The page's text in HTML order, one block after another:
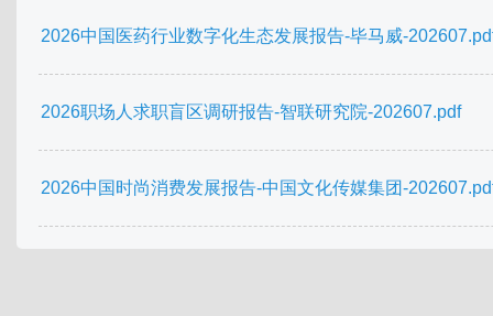
2026中国医药行业数字化生态发展报告-毕马威-
2026职场人求职盲区调研报告-智联研究院-202607.pdf
2026中国时尚消费发展报告-中国文化传媒集团-